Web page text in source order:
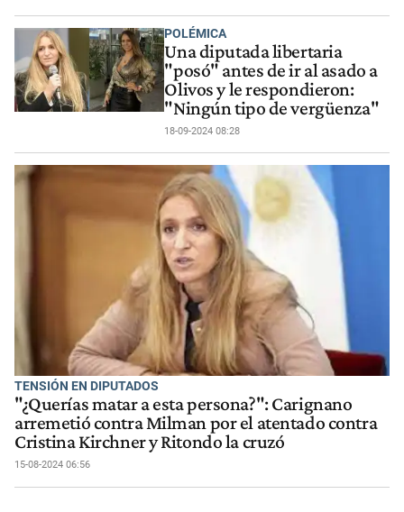
POLÉMICA
Una diputada libertaria
"posó" antes de ir al asado a
Olivos y le respondieron:
"Ningún tipo de vergüenza"
18-09-2024 08:28
TENSIÓN EN DIPUTADOS
"¿Querías matar a esta persona?": Carignano
arremetió contra Milman por el atentado contra
Cristina Kirchner y Ritondo la cruzó
15-08-2024 06:56